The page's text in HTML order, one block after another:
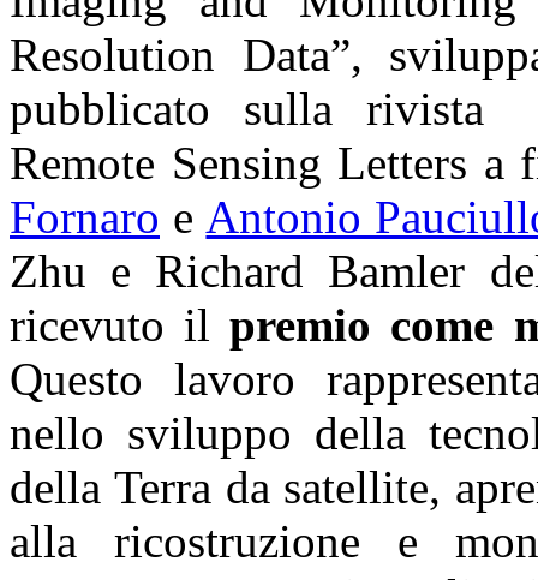
Resolution Data”,
pubblicato sulla rivista
Remote Sensing Letters
Fornaro e Antonio
Zhu e Richard Bamler
ricevuto ilpremio come
Questo lavoro
nello sviluppo della
della Terra da satellite,
alla ricostruzione e